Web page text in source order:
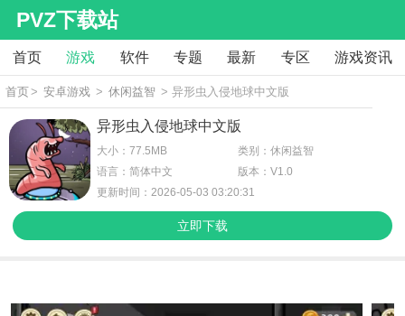
PVZ下载站
首页 游戏 软件 专题 最新 专区 游戏资讯
首页> 安卓游戏 > 休闲益智 > 异形虫入侵地球中文版
异形虫入侵地球中文版
大小：77.5MB
类别：休闲益智
语言：简体中文
版本：V1.0
更新时间：2026-05-03 03:20:31
立即下载